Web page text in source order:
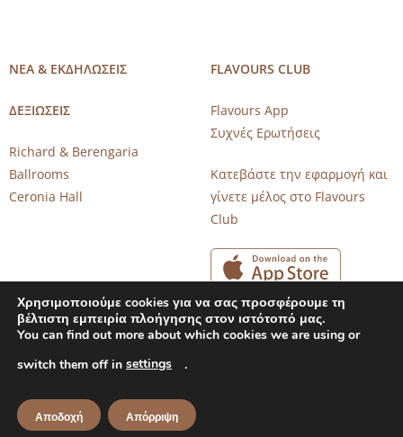
ΝΕΑ & ΕΚΔΗΛΩΣΕΙΣ
ΔΕΞΙΩΣΕΙΣ
Richard & Berengaria
Ballrooms
Ceronia Hall
FLAVOURS CLUB
Flavours App
Συχνές Ερωτήσεις
Κατεβάστε την εφαρμογή και
γίνετε μέλος στο Flavours
Club
Copyright 2026 © CAROB MILL RESTAURANTS |
Powered by
Χρησιμοποιούμε cookies για να σας προσφέρουμε τη
βέλτιστη εμπειρία πλοήγησης στον ιστότοπό μας.
You can find out more about which cookies we are using or
switch them off in settings .
Αποδοχή Απόρριψη